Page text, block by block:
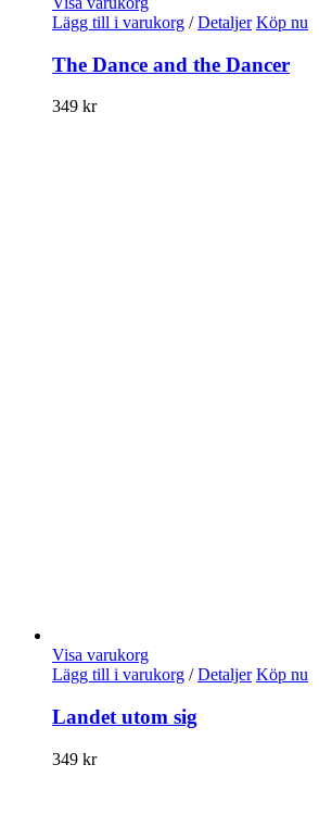
Lägg till i varukorg / Detaljer Köp nu
The Dance and the Dancer
349 kr
Visa varukorg
Lägg till i varukorg / Detaljer Köp nu
Landet utom sig
349 kr